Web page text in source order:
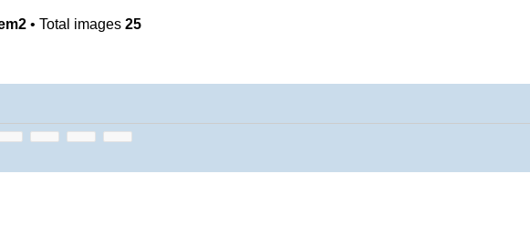
• Total images 25